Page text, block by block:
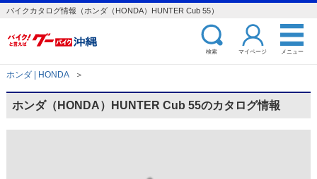
バイクカタログ情報（ホンダ（HONDA）HUNTER Cub 55）
検索 マイページ メニュー
ホンダ | HONDA ＞
ホンダ（HONDA）HUNTER Cub 55のカタログ情報